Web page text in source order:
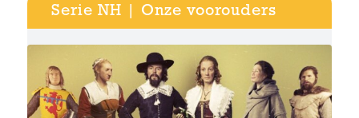
Serie NH | Onze voorouders